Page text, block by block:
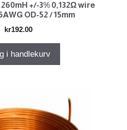
+/-3% 0,132Ω wire
OD-52 / 15mm
kr192.00
i handlekurv